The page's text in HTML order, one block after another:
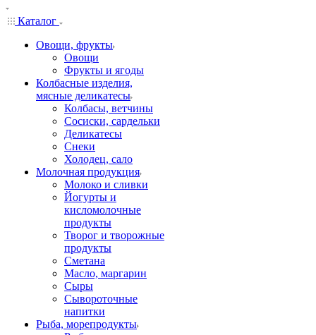
Каталог
Овощи, фрукты
Овощи
Фрукты и ягоды
Колбасные изделия,
мясные деликатесы
Колбасы, ветчины
Сосиски, сардельки
Деликатесы
Снеки
Холодец, сало
Молочная продукция
Молоко и сливки
Йогурты и
кисломолочные
продукты
Творог и творожные
продукты
Сметана
Масло, маргарин
Сыры
Сывороточные
напитки
Рыба, морепродукты